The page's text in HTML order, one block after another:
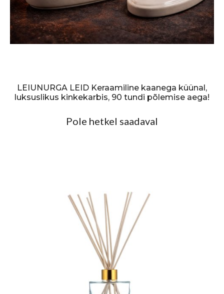
LEIUNURGA LEID Keraamiline kaanega küünal,
luksuslikus kinkekarbis, 90 tundi põlemise aega!
Pole hetkel saadaval